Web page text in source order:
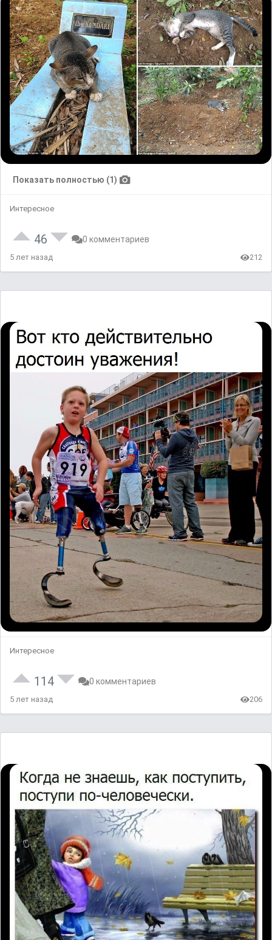
Показать полностью (1)
Интересное
46 0 комментариев
5 лет назад 212
Интересное
114 0 комментариев
5 лет назад 206